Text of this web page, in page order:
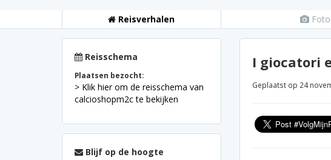
Reisverhalen
Reisschema
Plaatsen bezocht:
> Klik hier om de reisschema van
calcioshopm2c te bekijken
Blijf op de hoogte
I giocatori
Geplaatst op 24